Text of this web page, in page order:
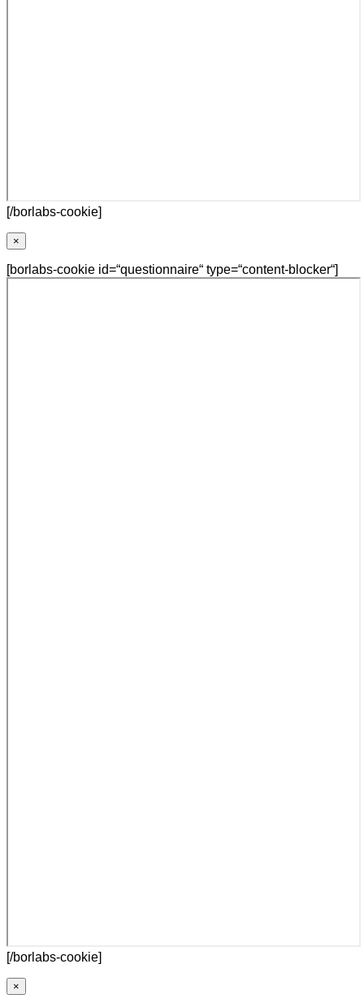
[/borlabs-cookie]
×
[borlabs-cookie id=“questionnaire“ type=“content-blocker“]
[/borlabs-cookie]
×